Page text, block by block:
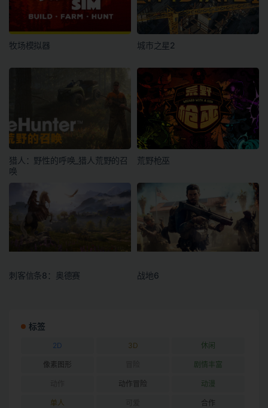
牧场模拟器 城市之星2
猎人：野性的呼唤_猎人荒野的召
唤
荒野枪巫
刺客信条8：奥德赛 战地6
标签
2D 3D 休闲
像素图形 剧情丰富
动作冒险 动漫
单人 合作